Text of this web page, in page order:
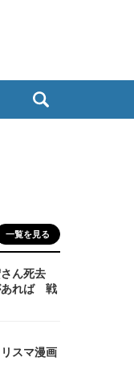
一覧を見る
さん死去
あれば 戦
スマ漫画